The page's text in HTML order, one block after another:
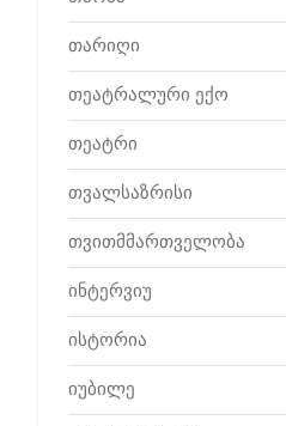
თარიღი
თეატრალური ექო
თეატრი
თვალსაზრისი
თვითმმართველობა
ინტერვიუ
ისტორია
იუბილე